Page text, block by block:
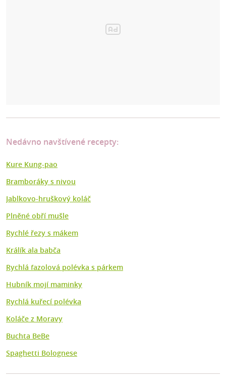
Nedávno navštívené recepty:
Kure Kung-pao
Bramboráky s nivou
Jablkovo-hruškový koláč
Plněné obří mušle
Rychlé řezy s mákem
Králík ala babča
Rychlá fazolová polévka s párkem
Hubník mojí maminky
Rychlá kuřecí polévka
Koláče z Moravy
Buchta BeBe
Spaghetti Bolognese